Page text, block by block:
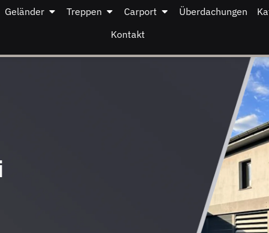
Geländer Treppen Carport Überdachungen
Kontakt